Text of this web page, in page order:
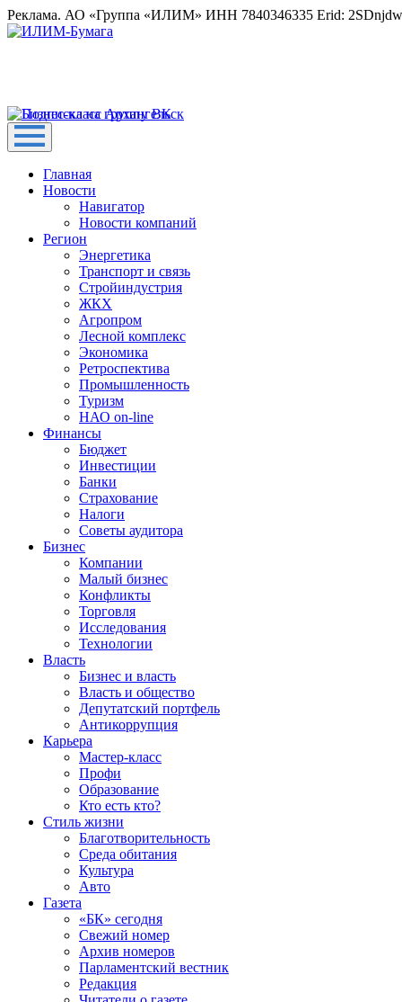
Реклама. АО «Группа «ИЛИМ» ИНН 7840346335 Erid:
Главная
Новости
Навигатор
Новости компаний
Регион
Энергетика
Транспорт и связь
Стройиндустрия
ЖКХ
Агропром
Лесной комплекс
Экономика
Ретроспектива
Промышленность
Туризм
НАО on-line
Финансы
Бюджет
Инвестиции
Банки
Страхование
Налоги
Советы аудитора
Бизнес
Компании
Малый бизнес
Конфликты
Торговля
Исследования
Технологии
Власть
Бизнес и власть
Власть и общество
Депутатский портфель
Антикоррупция
Карьера
Мастер-класс
Профи
Образование
Кто есть кто?
Стиль жизни
Благотворительность
Среда обитания
Культура
Авто
Газета
«БК» сегодня
Свежий номер
Архив номеров
Парламентский вестник
Редакция